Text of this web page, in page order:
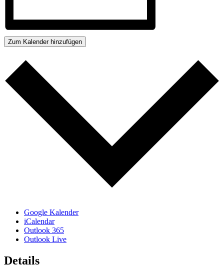
Zum Kalender hinzufügen
Google Kalender
iCalendar
Outlook 365
Outlook Live
Details